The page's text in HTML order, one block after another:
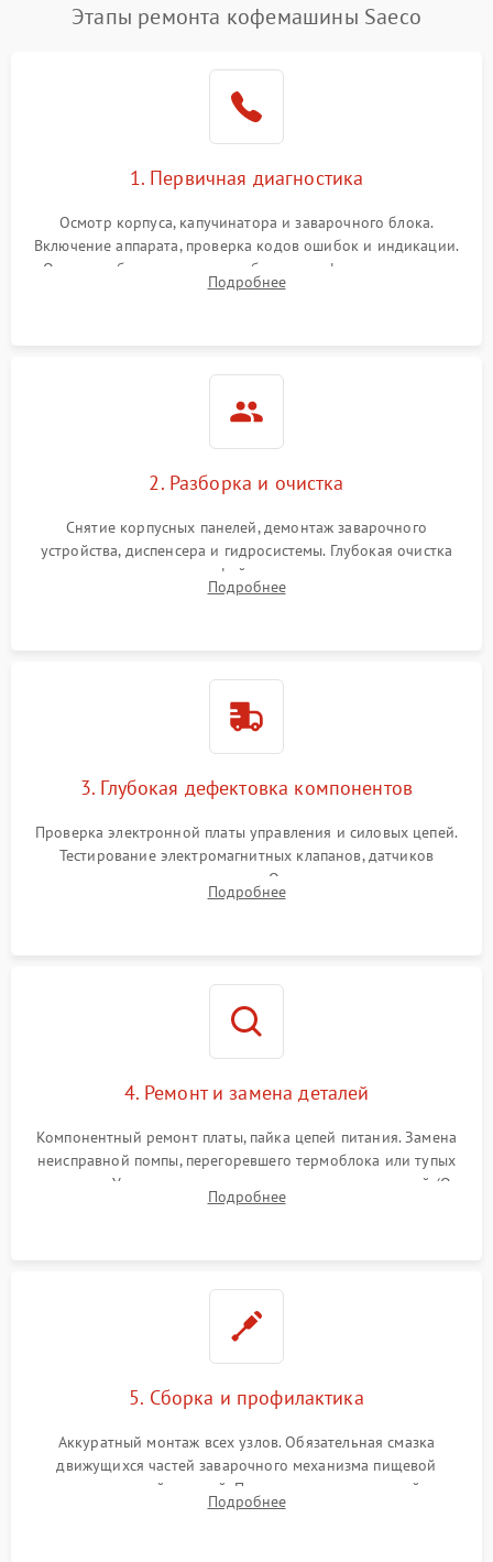
Этапы ремонта кофемашины Saeco
1. Первичная диагностика
Осмотр корпуса, капучинатора и заварочного блока.
Включение аппарата, проверка кодов ошибок и индикации.
Оценка работы помпы, термоблока и кофемолки на слух.
Измерение температуры и давления воды для выявления
Подробнее
2. Разборка и очистка
Снятие корпусных панелей, демонтаж заварочного
устройства, диспенсера и гидросистемы. Глубокая очистка
внутренних узлов от кофейных масел, жмыха и накипи.
Промывка дренажных каналов и фильтров с использованием
Подробнее
3. Глубокая дефектовка компонентов
Проверка электронной платы управления и силовых цепей.
Тестирование электромагнитных клапанов, датчиков
температуры и расходомера. Оценка степени износа
жерновов кофемолки, уплотнительных колец гидросистемы
Подробнее
4. Ремонт и замена деталей
Компонентный ремонт платы, пайка цепей питания. Замена
неисправной помпы, перегоревшего термоблока или тупых
жерновов. Установка новых силиконовых уплотнителей (O-
ring) и тефлоновых трубок для надежного устранения
Подробнее
5. Сборка и профилактика
Аккуратный монтаж всех узлов. Обязательная смазка
движущихся частей заварочного механизма пищевой
силиконовой смазкой. Проведение программной
декальцинации и очистки системы от кофейных масел.
Подробнее